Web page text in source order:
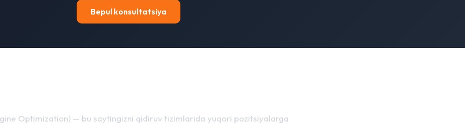
Bepul konsultatsiya
Optimization) — bu saytingizni qidiruv tizimlarida yuqori pozitsiyalarga